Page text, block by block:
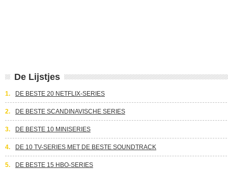
De Lijstjes
1. DE BESTE 20 NETFLIX-SERIES
2. DE BESTE SCANDINAVISCHE SERIES
3. DE BESTE 10 MINISERIES
4. DE 10 TV-SERIES MET DE BESTE SOUNDTRACK
5. DE BESTE 15 HBO-SERIES